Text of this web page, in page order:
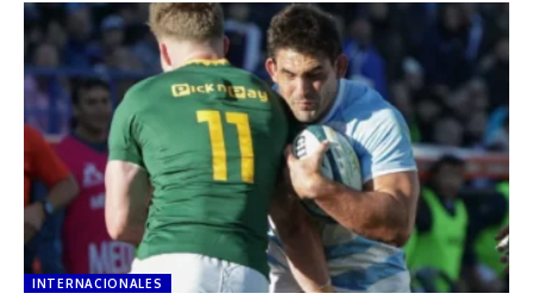
INTERNACIONALES